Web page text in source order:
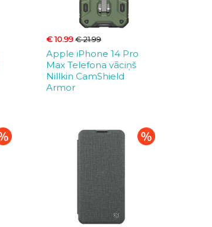
€ 10.99€ 21.99
Apple iPhone 14 Pro
Max Telefona vāciņš
Nillkin CamShield
Armor